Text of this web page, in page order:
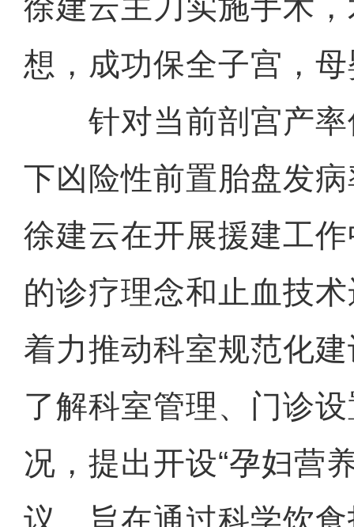
徐建云主刀实施手术
想，成功保全子宫，
针对当前剖宫产率
下凶险性前置胎盘发
徐建云在开展援建工
的诊疗理念和止血技
着力推动科室规范化
了解科室管理、门诊
况，提出开设“孕妇营
议，旨在通过科学饮